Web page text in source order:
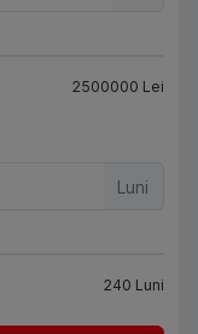
2500000 Lei
Luni
240 Luni